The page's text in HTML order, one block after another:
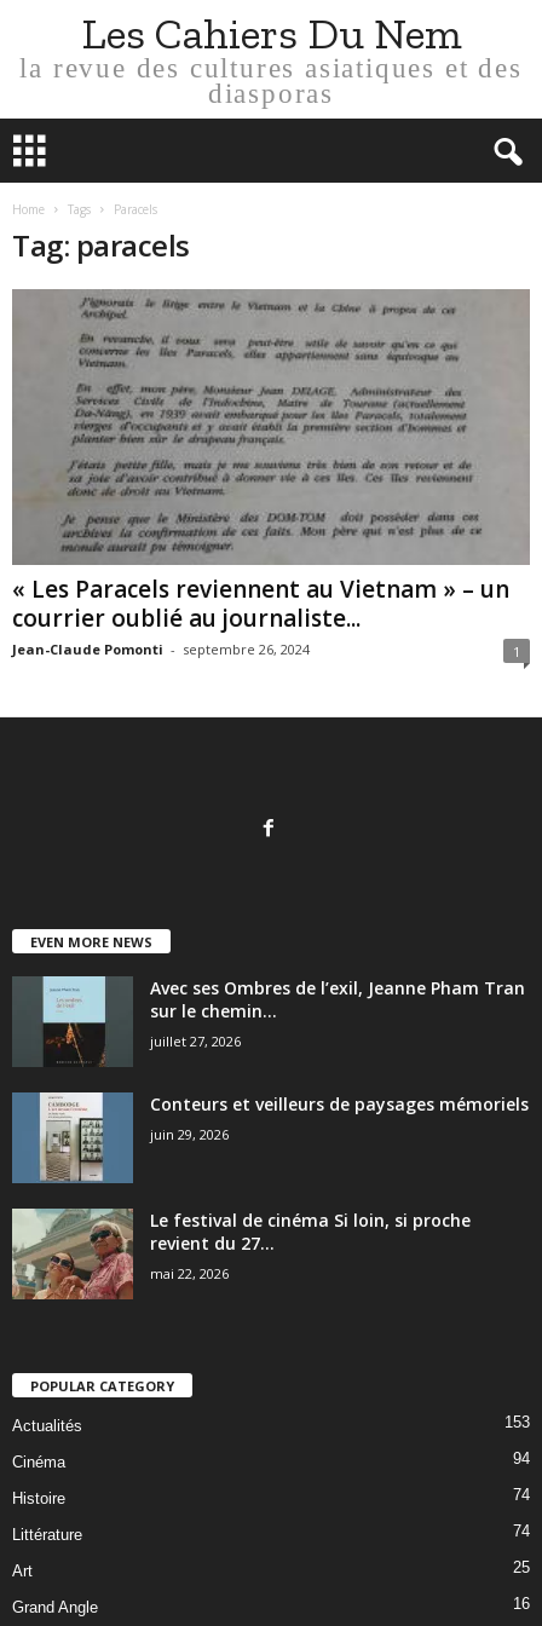
Les Cahiers Du Nem
la revue des cultures asiatiques et des
diasporas
Home Tags Paracels
Tag: paracels
« Les Paracels reviennent au Vietnam » – un
courrier oublié au journaliste...
Jean-Claude Pomonti - septembre 26, 2024 1
EVEN MORE NEWS
Avec ses Ombres de l’exil, Jeanne Pham Tran
sur le chemin...
juillet 27, 2026
Conteurs et veilleurs de paysages mémoriels
juin 29, 2026
Le festival de cinéma Si loin, si proche
revient du 27...
mai 22, 2026
POPULAR CATEGORY
Actualités 153
Cinéma 94
Histoire 74
Littérature 74
Art 25
Grand Angle 16